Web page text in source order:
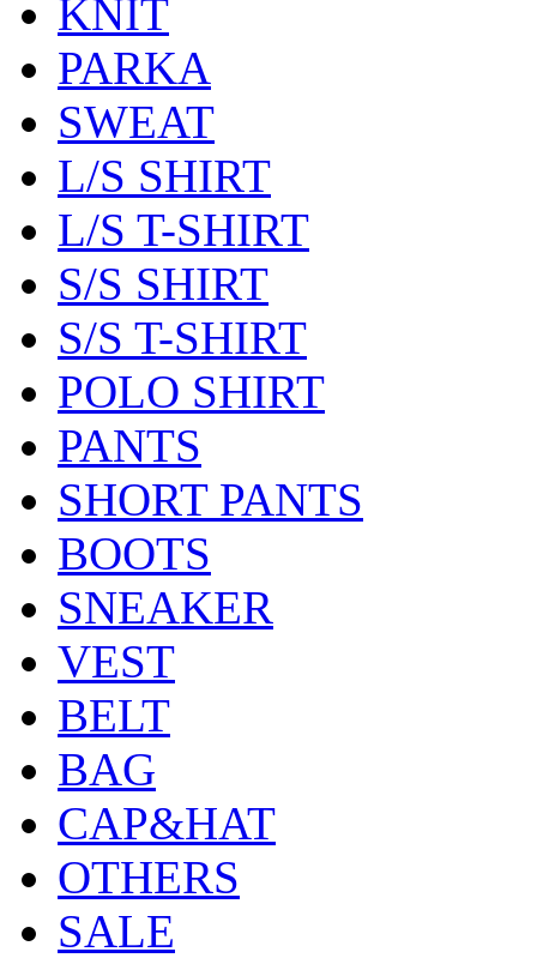
KNIT
PARKA
SWEAT
L/S SHIRT
L/S T-SHIRT
S/S SHIRT
S/S T-SHIRT
POLO SHIRT
PANTS
SHORT PANTS
BOOTS
SNEAKER
VEST
BELT
BAG
CAP&HAT
OTHERS
SALE